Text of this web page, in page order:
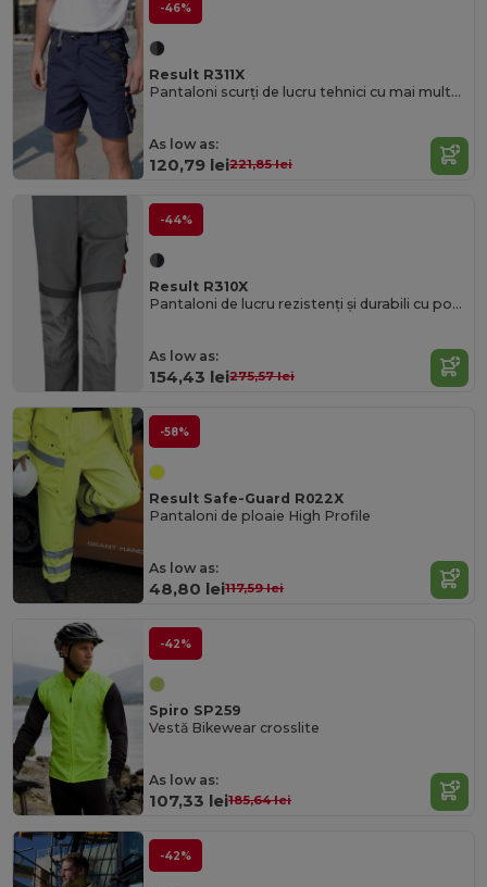
-46%
Result R311X
Pantaloni scurți de lucru tehnici cu mai multe buzunare rezistente
As low as:
120,79 lei221,85 lei
-44%
Result R310X
Pantaloni de lucru rezistenți și durabili cu potrivire ajustabilă Result
As low as:
154,43 lei275,57 lei
-58%
Result Safe-Guard R022X
Pantaloni de ploaie High Profile
As low as:
48,80 lei117,59 lei
-42%
Spiro SP259
Vestă Bikewear crosslite
As low as:
107,33 lei185,64 lei
-42%